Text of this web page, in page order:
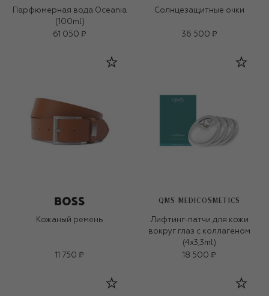
Парфюмерная вода Oceania
(100ml)
61 050 ₽
Солнцезащитные очки
36 500 ₽
Кожаный ремень
11 750 ₽
QMS MEDICOSMETICS
Лифтинг-патчи для кожи
вокруг глаз с коллагеном
(4x3,3ml)
18 500 ₽